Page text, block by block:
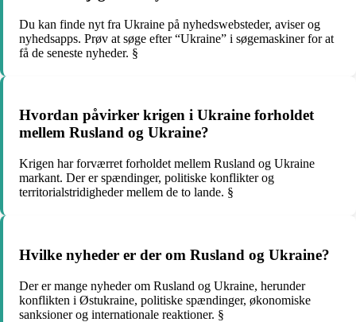
Du kan finde nyt fra Ukraine på nyhedswebsteder, aviser og
nyhedsapps. Prøv at søge efter “Ukraine” i søgemaskiner for at
få de seneste nyheder. §
Hvordan påvirker krigen i Ukraine forholdet
mellem Rusland og Ukraine?
Krigen har forværret forholdet mellem Rusland og Ukraine
markant. Der er spændinger, politiske konflikter og
territorialstridigheder mellem de to lande. §
Hvilke nyheder er der om Rusland og Ukraine?
Der er mange nyheder om Rusland og Ukraine, herunder
konflikten i Østukraine, politiske spændinger, økonomiske
sanksioner og internationale reaktioner. §